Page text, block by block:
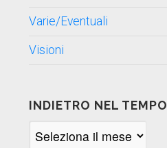
Varie/Eventuali
Visioni
INDIETRO NEL TEMPO
Indietro